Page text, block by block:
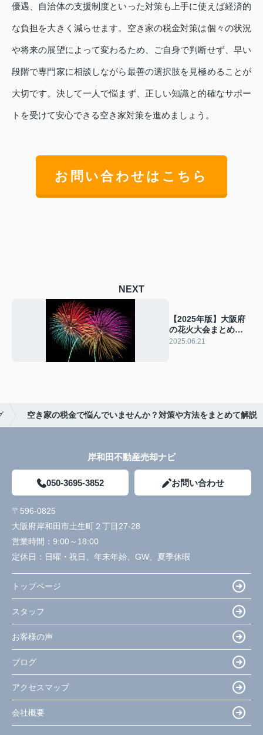
優遇、自治体の支援制度といった対策も上手に使えば経済的
な負担を大きく減らせます。空き家の税金対策は個々の状況
や将来の展望によって変わるため、ご自身で判断せず、早い
段階で専門家に相談しながら最善の選択肢を見極めることが
大切です。決して一人で悩まず、正しい知識と的確なサポー
トを受けて安心できる空き家対策を進めましょう。
お問い合わせはこちら
NEXT
【2025年版】大阪府
の花火大会まとめ！
日程・会場・おすす
2025.06.21
空き家の税金で悩んでいませんか？対策や方法をまとめて解説
岸和田不動産売却ナビ
050-3695-3852 お問い合わせ
〒596-0825
大阪府岸和田市土生町２丁目27-28
営業時間： 9:00～18:00
定休日： 日曜・祝日、年末年始、GW、夏季休暇
トップページ
スタッフ
お客様の声
ブログ
アクセスマップ
会社概要